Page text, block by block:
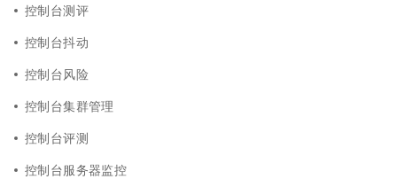
控制台测评
控制台抖动
控制台风险
控制台集群管理
控制台评测
控制台服务器监控